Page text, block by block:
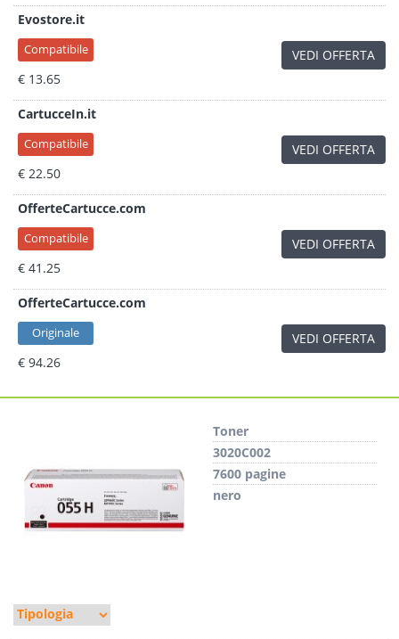
Evostore.it
Compatibile
€ 13.65
VEDI OFFERTA
CartucceIn.it
Compatibile
€ 22.50
VEDI OFFERTA
OfferteCartucce.com
Compatibile
€ 41.25
VEDI OFFERTA
OfferteCartucce.com
Originale
€ 94.26
VEDI OFFERTA
Toner
3020C002
7600 pagine
nero